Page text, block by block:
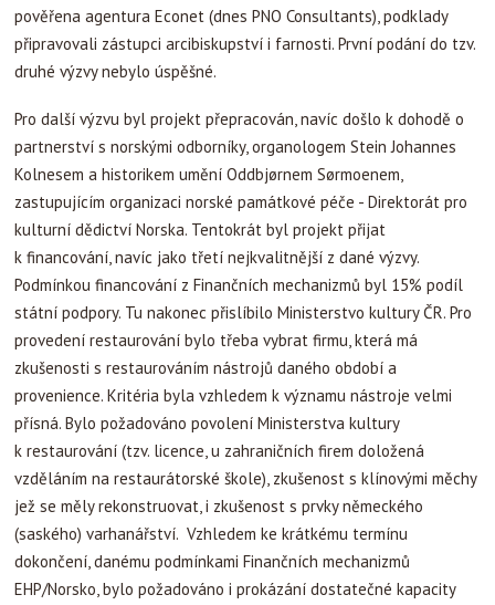
pověřena agentura Econet (dnes PNO Consultants), podklady
připravovali zástupci arcibiskupství i farnosti. První podání do tzv.
druhé výzvy nebylo úspěšné.
Pro další výzvu byl projekt přepracován, navíc došlo k dohodě o
partnerství s norskými odborníky, organologem Stein Johannes
Kolnesem a historikem umění Oddbjørnem Sørmoenem,
zastupujícím organizaci norské památkové péče - Direktorát pro
kulturní dědictví Norska. Tentokrát byl projekt přijat
k financování, navíc jako třetí nejkvalitnější z dané výzvy.
Podmínkou financování z Finančních mechanizmů byl 15% podíl
státní podpory. Tu nakonec přislíbilo Ministerstvo kultury ČR. Pro
provedení restaurování bylo třeba vybrat firmu, která má
zkušenosti s restaurováním nástrojů daného období a
provenience. Kritéria byla vzhledem k významu nástroje velmi
přísná. Bylo požadováno povolení Ministerstva kultury
k restaurování (tzv. licence, u zahraničních firem doložená
vzděláním na restaurátorské škole), zkušenost s klínovými měchy
jež se měly rekonstruovat, i zkušenost s prvky německého
(saského) varhanářství. Vzhledem ke krátkému termínu
dokončení, danému podmínkami Finančních mechanizmů
EHP/Norsko, bylo požadováno i prokázání dostatečné kapacity